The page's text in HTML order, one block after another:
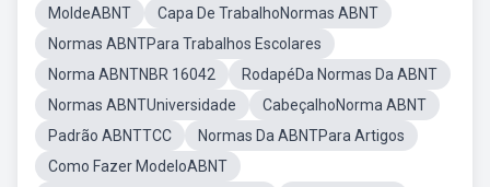
MoldeABNT
Capa De TrabalhoNormas ABNT
Normas ABNTPara Trabalhos Escolares
Norma ABNTNBR 16042
RodapéDa Normas Da ABNT
Normas ABNTUniversidade
CabeçalhoNorma ABNT
Padrão ABNTTCC
Normas Da ABNTPara Artigos
Como Fazer ModeloABNT